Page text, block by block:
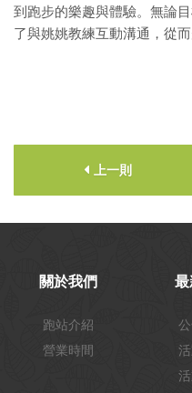
到跑步的樂趣與體驗。無論
了與姚姚教練互動溝通，從
上一則
關於我們
跑站介紹
營業時間